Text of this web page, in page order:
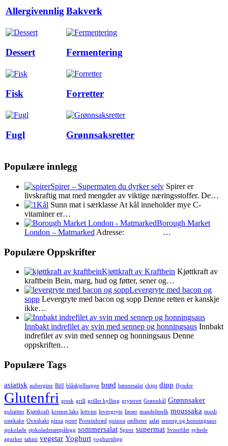
Allergivennlig Bakverk
Dessert Fermentering
Fisk Forretter
Fugl Grønnsaksretter
Populære innlegg
Spirer – Supermaten du dyrker selv Spirer er
livskraftig mat med mengder av viktige næringsstoffer. De…
Kål Sunn mat i særklasse At kål inneholder mye C-
vitaminer er…
Borough Market
London – Matmarked Adresse: …
Populære Oppskrifter
Kjøttkraft av Kraftbein Kjøttkraft av
kraftbein Bein, marg, hud og føtter, sener og…
Levergryte med bacon og
sopp Levergryte med bacon og sopp Denne retten er kanskje
ikke…
Innbakt indrefilet av svin med sennep og honningsaus Innbakt
indrefilet av svin med sennep og honningsaus Denne
oppskriften…
Populære Tags
asiatisk aubergine Biff blåskjellsuppe brød bønnesalat chips dipp flyndre
Glutenfri gresk grill grillet kylling gryterett Grønnkål Grønnsaker
gulrøtter Kjøttkraft kremet laks lettvint levergryte linser mandelmelk moussaka musli
ostekake Ovnsbakt pizza potet Proteinbrød quinoa rødbeter salat sennep og honningsaus
sjokolade sjokoladenøttpålegg sommersalat Spirer supermat Svinefilet syltede
agurker tahini vegetar Yoghurt yoghurtdipp